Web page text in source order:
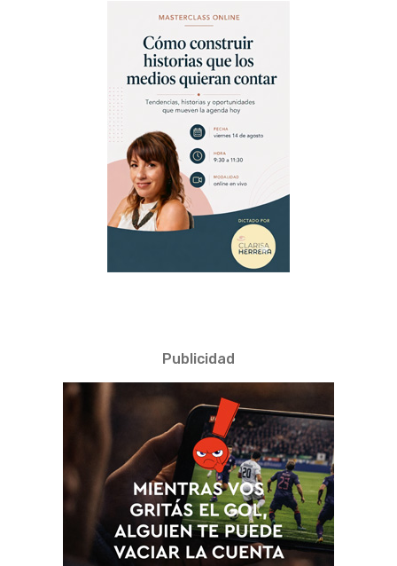
Publicidad